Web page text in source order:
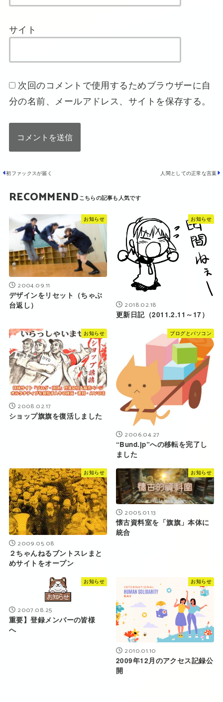
サイト
次回のコメントで使用するためブラウザーに自
分の名前、メールアドレス、サイトを保存する。
人間としての正常な言葉
初ファックスが届く
RECOMMEND
お知らせ
2004.09.11
デザインをリセット（ちゃぶ
台返し）
お知らせ
2018.02.18
更新日記（2011.2.11～17）
お知らせ
2008.02.17
ショップ旗旗を復活しました
ブログとパソコン
2006.04.27
“Bund.jp”への移転を完了し
ました
お知らせ
2009.05.08
２ちゃんねるブントスレまと
めサイトをオープン
お知らせ
2005.01.13
懐古資料室を「旗旗」本体に
統合
お知らせ
2007.08.25
重要】登録メンバーの皆様
へ
お知らせ
2010.01.10
2009年12月のアクセス記録公
開